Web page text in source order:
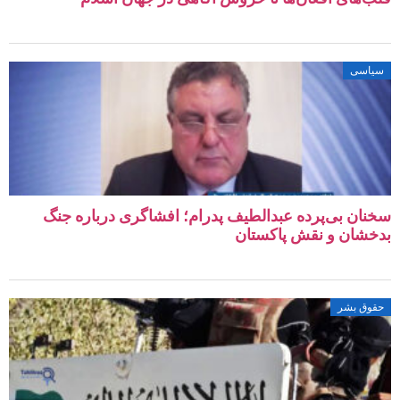
بی‌پرده عبدالطیف پدرام؛ افشاگری درباره جنگ
و نقش پاکستان
بشر